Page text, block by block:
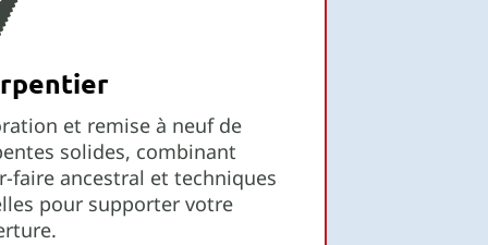
et remise à neuf de
solides, combinant
faire ancestral et techniques
pour supporter votre